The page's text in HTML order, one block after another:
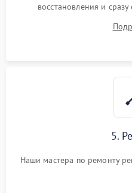
восстановления и
5.
Наши мастера по ремонту